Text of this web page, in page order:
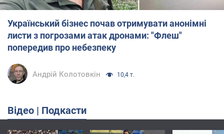
Український бізнес почав отримувати анонімні
листи з погрозами атак дронами: "Флеш"
попередив про небезпеку
Андрій Колотовкін 10,4 т.
Відео | Подкасти